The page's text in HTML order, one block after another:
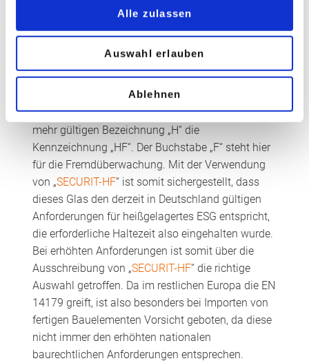
Alle zulassen
Auswahl erlauben
Ablehnen
Sicherheit mit SECURIT-HF von
Saint-Gobain und mit den
Um dies für Planer und Verarbeiter
nachvollziehbar zu machen, tritt anstelle der nicht
mehr gültigen Bezeichnung „H“ die
Kennzeichnung „HF“. Der Buchstabe „F“ steht hier
für die Fremdüberwachung. Mit der Verwendung
von „SECURIT-HF“ ist somit sichergestellt, dass
dieses Glas den derzeit in Deutschland gültigen
Anforderungen für heißgelagertes ESG entspricht,
die erforderliche Haltezeit also eingehalten wurde.
Bei erhöhten Anforderungen ist somit über die
Ausschreibung von „SECURIT-HF“ die richtige
Auswahl getroffen. Da im restlichen Europa die EN
14179 greift, ist also besonders bei Importen von
fertigen Bauelementen Vorsicht geboten, da diese
nicht immer den erhöhten nationalen
baurechtlichen Anforderungen entsprechen.